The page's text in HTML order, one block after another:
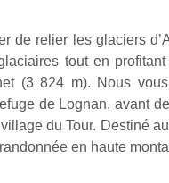
de relier les glaciers
tout en
(3 824 m). Nous
de Lognan, avant
du Tour. Destiné
en haute